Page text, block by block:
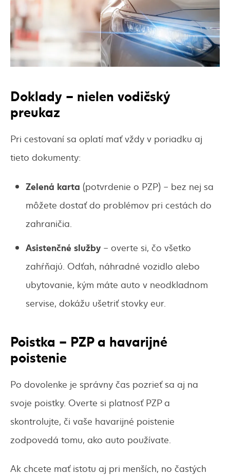
Doklady – nielen vodičský
preukaz
Pri cestovaní sa oplatí mať vždy v poriadku aj
tieto dokumenty:
Zelená karta (potvrdenie o PZP) – bez nej sa
môžete dostať do problémov pri cestách do
zahraničia.
Asistenčné služby – overte si, čo všetko
zahŕňajú. Odťah, náhradné vozidlo alebo
ubytovanie, kým máte auto v neodkladnom
servise, dokážu ušetriť stovky eur.
Poistka – PZP a havarijné
poistenie
Po dovolenke je správny čas pozrieť sa aj na
svoje poistky. Overte si platnosť PZP a
skontrolujte, či vaše havarijné poistenie
zodpovedá tomu, ako auto používate.
Ak chcete mať istotu aj pri menších, no častých